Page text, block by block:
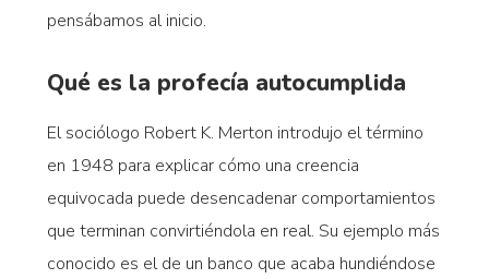
pensábamos al inicio.
Qué es la profecía autocumplida
El sociólogo Robert K. Merton introdujo el término
en 1948 para explicar cómo una creencia
equivocada puede desencadenar comportamientos
que terminan convirtiéndola en real. Su ejemplo más
conocido es el de un banco que acaba hundiéndose